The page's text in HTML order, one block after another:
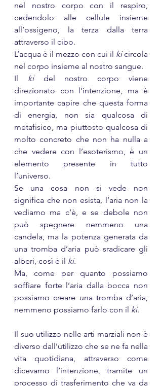
nel nostro corpo con il respiro,
cedendolo alle cellule insieme
all’ossigeno, la terza dalla terra
attraverso il cibo.
L’acqua è il mezzo con cui il ki circola
nel corpo insieme al nostro sangue.
Il ki del nostro corpo viene
direzionato con l’intenzione, ma è
importante capire che questa forma
di energia, non sia qualcosa di
metafisico, ma piuttosto qualcosa di
molto concreto che non ha nulla a
che vedere con l’esoterismo, è un
elemento presente in tutto
l’universo.
Se una cosa non si vede non
significa che non esista, l’aria non la
vediamo ma c’è, e se debole non
può spegnere nemmeno una
candela, ma la potenza generata da
una tromba d’aria può sradicare gli
alberi, così è il ki.
Ma, come per quanto possiamo
soffiare forte l’aria dalla bocca non
possiamo creare una tromba d’aria,
nemmeno possiamo farlo con il ki.
Il suo utilizzo nelle arti marziali non è
diverso dall’utilizzo che se ne fa nella
vita quotidiana, attraverso come
dicevamo l’intenzione, tramite un